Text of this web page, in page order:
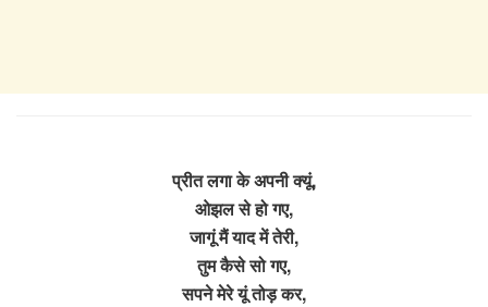
प्रीत लगा के अपनी क्यूं,
ओझल से हो गए,
जागूं मैं याद में तेरी,
तुम कैसे सो गए,
सपने मेरे यूं तोड़ कर,